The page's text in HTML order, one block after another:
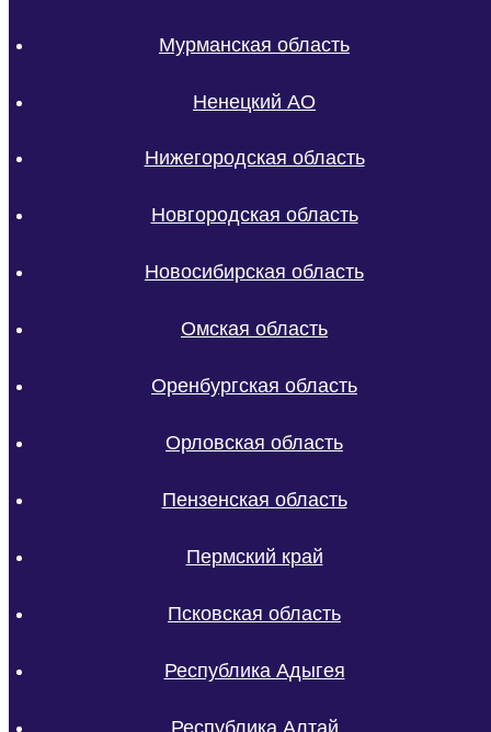
Мурманская область
Ненецкий АО
Нижегородская область
Новгородская область
Новосибирская область
Омская область
Оренбургская область
Орловская область
Пензенская область
Пермский край
Псковская область
Республика Адыгея
Республика Алтай